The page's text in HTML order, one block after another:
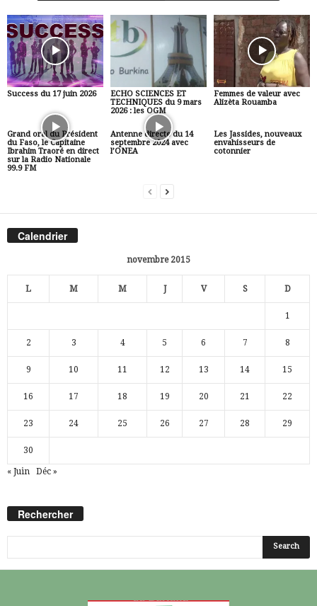
Success du 17 juin 2026
ECHO SCIENCES ET
TECHNIQUES du 9 mars
2026 : les OGM
Femmes de valeur avec
Alizèta Rouamba
Grand oral du Président
du Faso, le Capitaine
Ibrahim Traoré en direct
sur la Radio Nationale
99.9 FM
Antenne directe du 14
septembre 2024 avec
l’ONEA
Les Jassides, nouveaux
envahisseurs de
cotonnier
Calendrier
novembre 2015
L M M J V S D
1
2 3 4 5 6 7 8
9 10 11 12 13 14 15
16 17 18 19 20 21 22
23 24 25 26 27 28 29
30
« Juin Déc »
Rechercher